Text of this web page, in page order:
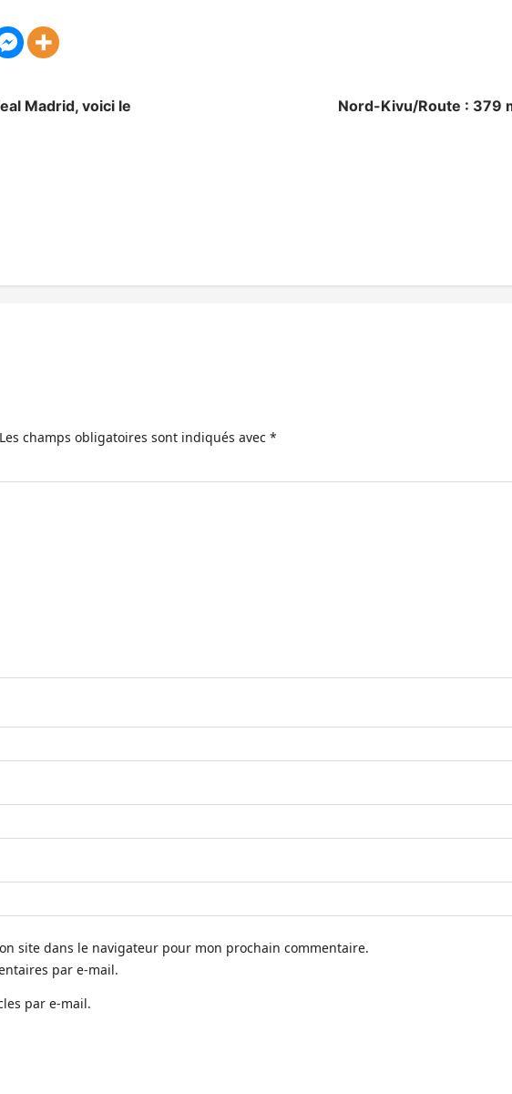
Madrid, voici le
Nord-Kivu/Route : 379
Les champs obligatoires sont indiqués avec *
site dans le navigateur pour mon prochain commentaire.
par e-mail.
par e-mail.